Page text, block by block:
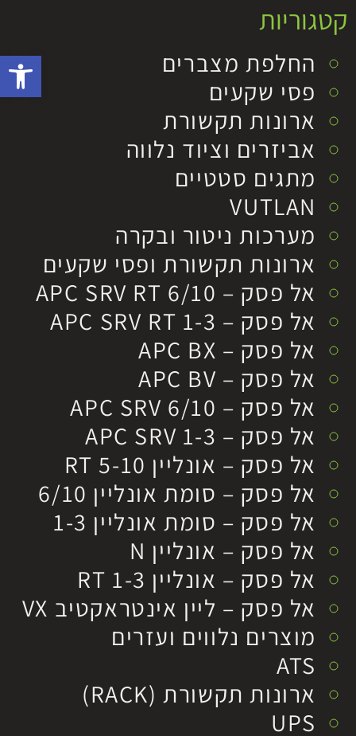
פתח
קטגוריות
החלפת מצברים
פסי שקעים
ארונות תקשורת
אביזרים וציוד נלווה
מתגים סטטיים
VUTLAN
מערכות ניטור ובקרה
ארונות תקשורת ופסי שקעים
אל פסק – APC SRV RT 6/10
אל פסק – APC SRV RT 1-3
אל פסק – APC BX
אל פסק – APC BV
אל פסק – APC SRV 6/10
אל פסק – APC SRV 1-3
אל פסק – אונליין RT 5-10
אל פסק – סומת אונליין 6/10
אל פסק – סומת אונליין 1-3
אל פסק – אונליין N
אל פסק – אונליין RT 1-3
אל פסק – ליין אינטראקטיב VX
מוצרים נלווים ועזרים
ATS
ארונות תקשורת (RACK)
UPS